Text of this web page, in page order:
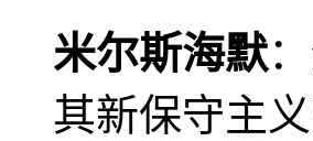
米尔斯海默
其新保守主